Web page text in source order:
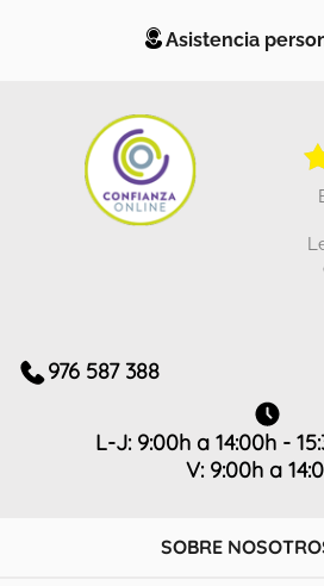
Asistencia
Lea algunas de las
976 587 388
L-J: 9:00h a 14:00h -
V: 9:00h a
SOBRE